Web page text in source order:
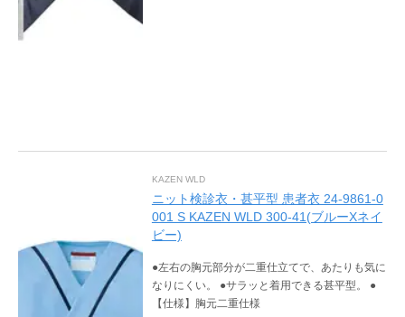
KAZEN WLD
ニット検診衣・甚平型 患者衣 24-9861-0
001 S KAZEN WLD 300-41(ブルーXネイ
ビー)
●左右の胸元部分が二重仕立てで、あたりも気に
なりにくい。 ●サラッと着用できる甚平型。 ●
【仕様】胸元二重仕様